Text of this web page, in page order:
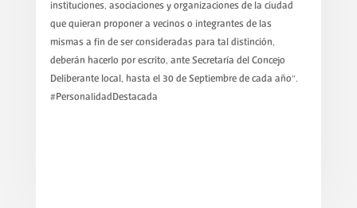
instituciones, asociaciones y organizaciones de la ciudad
que quieran proponer a vecinos o integrantes de las
mismas a fin de ser consideradas para tal distinción,
deberán hacerlo por escrito, ante Secretaría del Concejo
Deliberante local, hasta el 30 de Septiembre de cada año”.
#PersonalidadDestacada